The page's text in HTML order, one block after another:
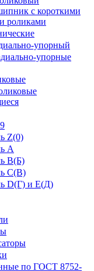
с короткими
роликами
упорный
упорные
Z(0)
А
В(Б)
С(В)
D(Г) и E(Д)
по ГОСТ 8752-